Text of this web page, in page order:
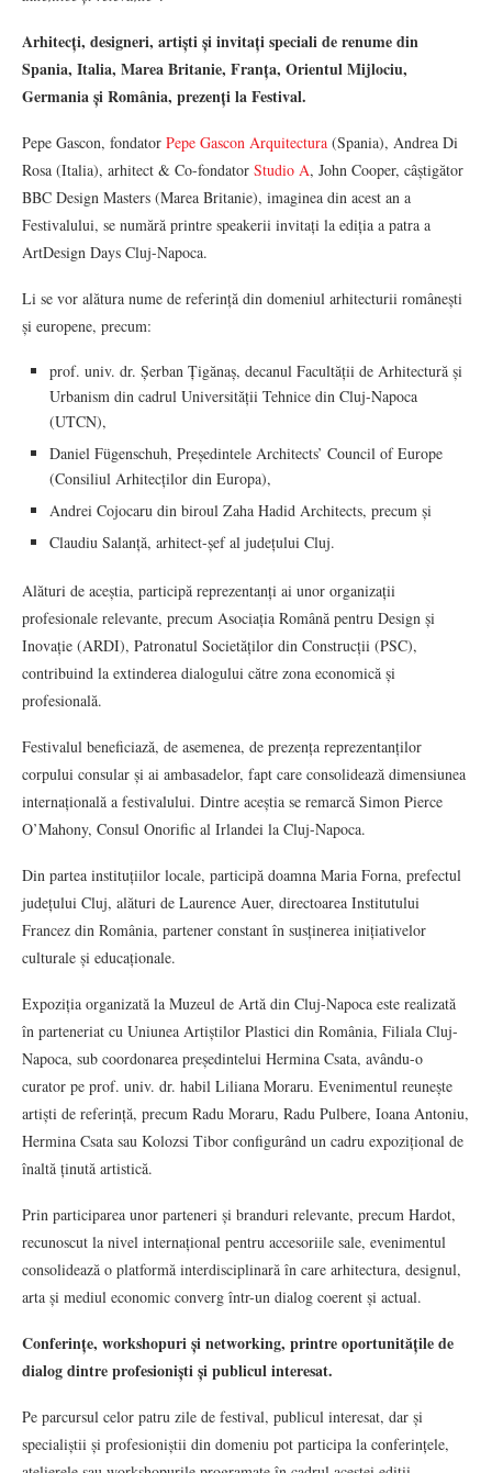
Arhitecți, designeri, artiști și invitați speciali de renume din
Spania, Italia, Marea Britanie, Franța, Orientul Mijlociu,
Germania și România, prezenți la Festival.
Pepe Gascon, fondator Pepe Gascon Arquitectura (Spania), Andrea Di
Rosa (Italia), arhitect & Co-fondator Studio A, John Cooper, câștigător
BBC Design Masters (Marea Britanie), imaginea din acest an a
Festivalului, se numără printre speakerii invitați la ediția a patra a
ArtDesign Days Cluj-Napoca.
Li se vor alătura nume de referință din domeniul arhitecturii românești
și europene, precum:
prof. univ. dr. Șerban Țigănaș, decanul Facultății de Arhitectură și
Urbanism din cadrul Universității Tehnice din Cluj-Napoca
(UTCN),
Daniel Fügenschuh, Președintele Architects’ Council of Europe
(Consiliul Arhitecților din Europa),
Andrei Cojocaru din biroul Zaha Hadid Architects, precum și
Claudiu Salanță, arhitect-șef al județului Cluj.
Alături de aceștia, participă reprezentanți ai unor organizații
profesionale relevante, precum Asociația Română pentru Design și
Inovație (ARDI), Patronatul Societăților din Construcții (PSC),
contribuind la extinderea dialogului către zona economică și
profesională.
Festivalul beneficiază, de asemenea, de prezența reprezentanților
corpului consular și ai ambasadelor, fapt care consolidează dimensiunea
internațională a festivalului. Dintre aceștia se remarcă Simon Pierce
O’Mahony, Consul Onorific al Irlandei la Cluj-Napoca.
Din partea instituțiilor locale, participă doamna Maria Forna, prefectul
județului Cluj, alături de Laurence Auer, directoarea Institutului
Francez din România, partener constant în susținerea inițiativelor
culturale și educaționale.
Expoziția organizată la Muzeul de Artă din Cluj-Napoca este realizată
în parteneriat cu Uniunea Artiștilor Plastici din România, Filiala Cluj-
Napoca, sub coordonarea președintelui Hermina Csata, avându-o
curator pe prof. univ. dr. habil Liliana Moraru. Evenimentul reunește
artiști de referință, precum Radu Moraru, Radu Pulbere, Ioana Antoniu,
Hermina Csata sau Kolozsi Tibor configurând un cadru expozițional de
înaltă ținută artistică.
Prin participarea unor parteneri și branduri relevante, precum Hardot,
recunoscut la nivel internațional pentru accesoriile sale, evenimentul
consolidează o platformă interdisciplinară în care arhitectura, designul,
arta și mediul economic converg într-un dialog coerent și actual.
Conferințe, workshopuri și networking, printre oportunitățile de
dialog dintre profesioniști și publicul interesat.
Pe parcursul celor patru zile de festival, publicul interesat, dar și
specialiștii și profesioniștii din domeniu pot participa la conferințele,